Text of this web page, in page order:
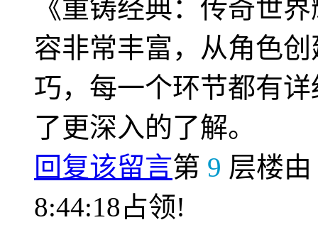
《重铸经典：传奇世
容非常丰富，从角色
巧，每一个环节都有
了更深入的了解。
回复该留言第 9 层楼由
8:44:18占领!